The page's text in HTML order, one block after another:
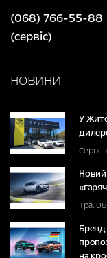
(068) 766-55-88
(сервіс)
НОВИНИ
У
Новий
Тра.
Бренд